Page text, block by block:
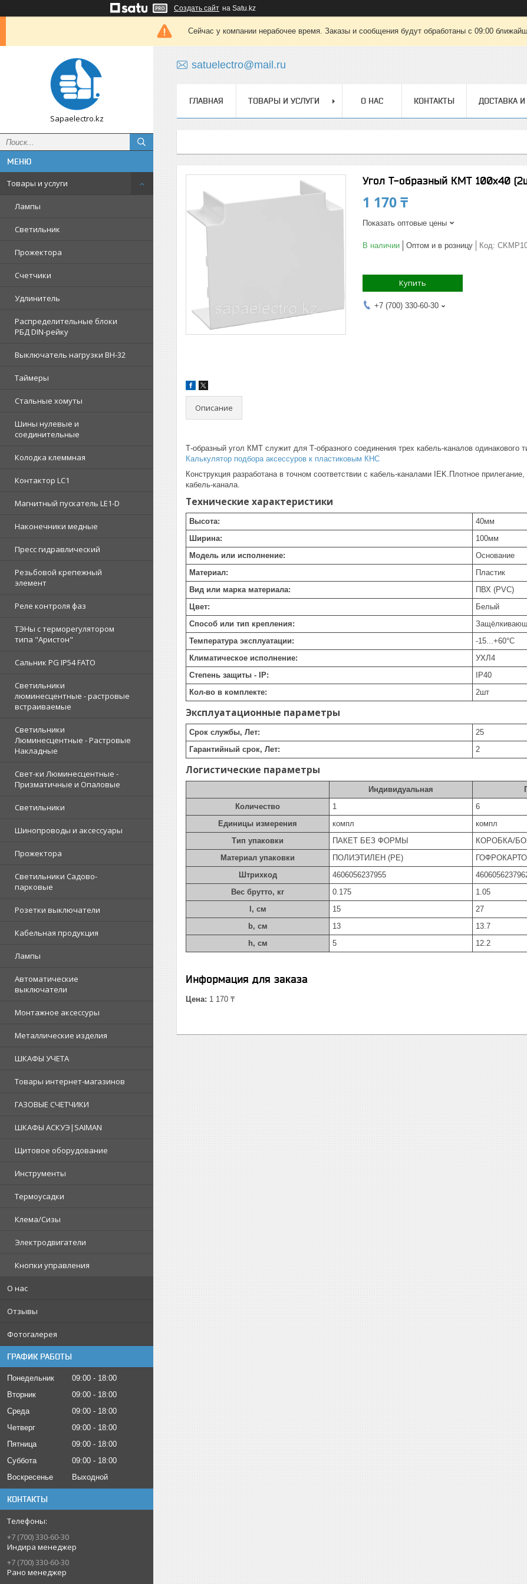
Создать сайт на Satu.kz
Сейчас у компании нерабочее время. Заказы и сообщения будут обработаны с 09:00
Sapaelectro.kz
Товары и услуги
Лампы
Светильник
Прожектора
Счетчики
Удлинитель
Распределительные блоки
РБД DIN-рейку
Выключатель нагрузки ВН-32
Таймеры
Стальные хомуты
Шины нулевые и
соединительные
Колодка клеммная
Контактор LC1
Магнитный пускатель LE1-D
Наконечники медные
Пресс гидравлический
Резьбовой крепежный
элемент
Реле контроля фаз
ТЭНы с терморегулятором
типа "Аристон"
Сальник PG IP54 FATO
Светильники
люминесцентные - растровые
встраиваемые
Светильники
Люминесцентные - Растровые
Накладные
Свет-ки Люминесцентные -
Призматичные и Опаловые
Светильники
Шинопроводы и аксессуары
Прожектора
Светильники Садово-
парковые
Розетки выключатели
Кабельная продукция
Лампы
Автоматические
выключатели
Монтажное аксессуры
Металлические изделия
ШКАФЫ УЧЕТА
Товары интернет-магазинов
ГАЗОВЫЕ СЧЕТЧИКИ
ШКАФЫ АСКУЭ|SAIMAN
Щитовое оборудование
Инструменты
Термоусадки
Клема/Сизы
Электродвигатели
Кнопки управления
О нас
Отзывы
Фотогалерея
ГРАФИК РАБОТЫ
Понедельник 09:00
18:00
Вторник
09:00
18:00
Среда
09:00
18:00
Четверг
09:00
18:00
Пятница
09:00
18:00
Суббота
09:00
18:00
Воскресенье
Выходной
КОНТАКТЫ
+7 (700) 330-60-30
Индира менеджер
+7 (700) 330-60-30
Рано менеджер
satuelectro@mail.ru
ГЛАВНАЯ ТОВАРЫ И УСЛУГИ О НАС КОНТАКТЫ ДОСТАВКА
Угол Т-образный КМТ 100х40
1 170 ₸
Показать оптовые цены
В наличии Оптом и в розницу Код:
Купить
+7 (700) 330-60-30
Описание
Т-образный угол КМТ служит для Т-образного соединения трех кабель-каналов одинакового
Калькулятор подбора аксессуров к пластиковым КНС
Конструкция разработана в точном соответствии с кабель-каналами IEK.Плотное
кабель-канала.
Технические характеристики
Высота: 40мм
Ширина:
100мм
Модель или исполнение:
Основание
Материал:
Пластик
Вид или марка материала:
ПВХ (PVC)
Цвет:
Белый
Способ или тип крепления:
Температура эксплуатации:
-15...+60°C
Климатическое исполнение:
УХЛ4
Степень защиты - IP:
IP40
Кол-во в комплекте:
2шт
Эксплуатационные параметры
Срок службы, Лет:
25
Гарантийный срок, Лет:
2
Логистические параметры
Индивидуальная
Количество
1 6
Единицы измерения
компл компл
Тип упаковки
ПАКЕТ БЕЗ ФОРМЫ КОРОБКА/
Материал упаковки
ПОЛИЭТИЛЕН (PE)
Штрихкод
4606056237955
Вес брутто, кг
0.175 1.05
l, см
15 27
b, см
13 13.7
h, см
5 12.2
Информация для заказа
Цена: 1 170 ₸